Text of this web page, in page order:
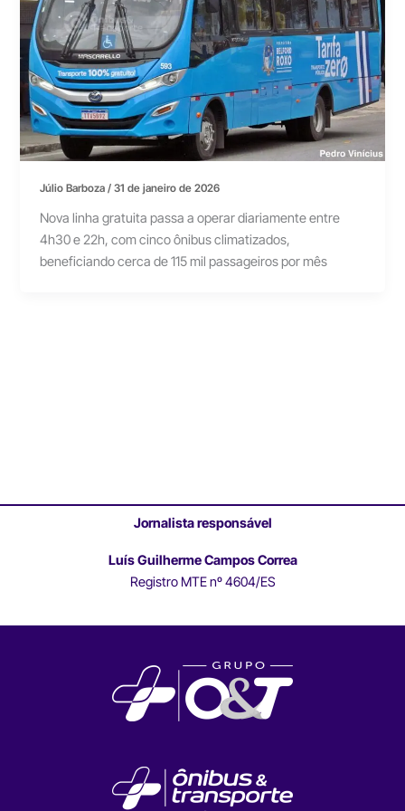
Júlio Barboza/31 de janeiro de 2026
Nova linha gratuita passa a operar diariamente entre
4h30 e 22h, com cinco ônibus climatizados,
beneficiando cerca de 115 mil passageiros por mês
Jornalista responsável
Luís Guilherme Campos Correa
Registro MTE nº 4604/ES